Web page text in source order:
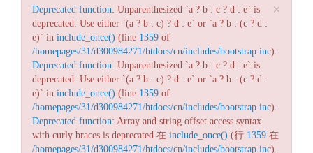
×
错误信息
Deprecated function: Unparenthesized `a ? b : c ? d : e` is
deprecated. Use either `(a ? b : c) ? d : e` or `a ? b : (c ? d :
e)` in include_once() (line 1359 of
/homepages/31/d300984271/htdocs/cn/includes/bootstrap.inc).
Deprecated function: Unparenthesized `a ? b : c ? d : e` is
deprecated. Use either `(a ? b : c) ? d : e` or `a ? b : (c ? d :
e)` in include_once() (line 1359 of
/homepages/31/d300984271/htdocs/cn/includes/bootstrap.inc).
Deprecated function: Array and string offset access syntax
with curly braces is deprecated 在 include_once() (行 1359 在
/homepages/31/d300984271/htdocs/cn/includes/bootstrap.inc).